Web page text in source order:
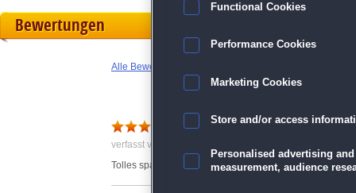
Bewertungen
Alle Bewertungen anzeigen
Grabgeflüster
verfasst von Anonym am 27.09.2017 um 10:54
Tolles spannendes Spiel und schöne Grafik
Functional Cookies
Performance Cookies
Marketing Cookies
Store and/or access
Personalised advertising
measurement, audience